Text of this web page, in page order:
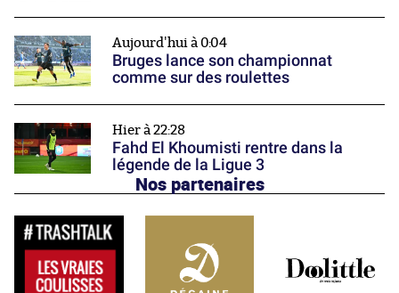
Aujourd'hui à 0:04
Bruges lance son championnat
comme sur des roulettes
Hier à 22:28
Fahd El Khoumisti rentre dans la
légende de la Ligue 3
Nos partenaires